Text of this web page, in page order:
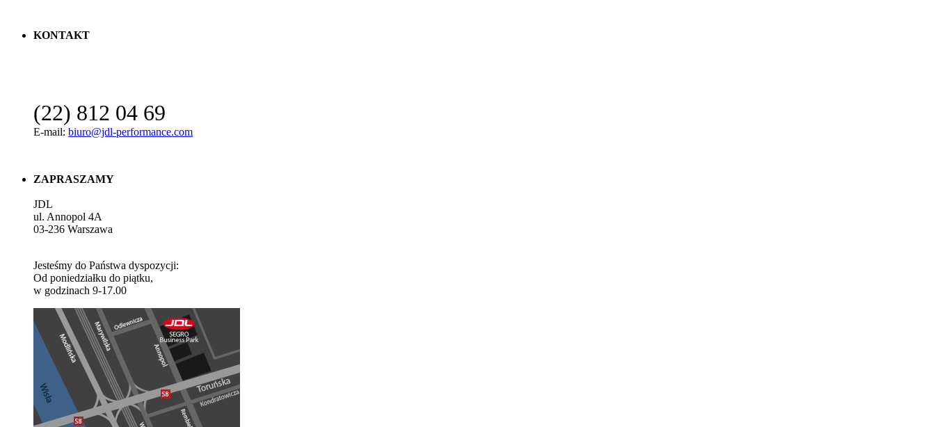
KONTAKT
(22) 812 04 69
E-mail: biuro@jdl-performance.com
ZAPRASZAMY
JDL
ul. Annopol 4A
03-236 Warszawa
Jesteśmy do Państwa dyspozycji:
Od poniedziałku do piątku,
w godzinach 9-17.00